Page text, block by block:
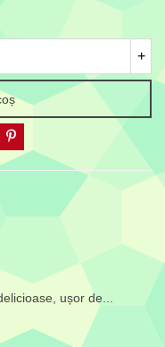
+
ușor de...